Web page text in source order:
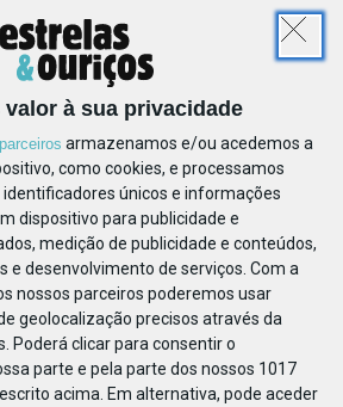
valor à sua privacidade
parceiros armazenamos e/ou acedemos a
como cookies, e processamos
únicos e informações
dispositivo para publicidade e
medição de publicidade e conteúdos,
e desenvolvimento de serviços. Com a
nossos parceiros poderemos usar
geolocalização precisos através da
Poderá clicar para consentir o
parte e pela parte dos nossos 1017
acima. Em alternativa, pode aceder